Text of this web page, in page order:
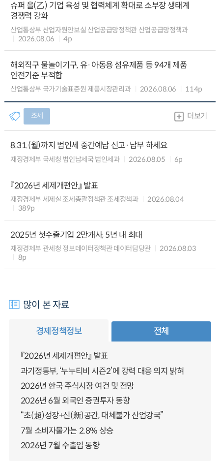
슈퍼 을(乙) 기업 육성 및 협력체계 확대로 소부장 생태계
경쟁력 강화
산업통상부 산업자원안보실 산업공급망정책관 산업공급망정책과
2026.08.06
4p
해외직구 물놀이기구, 유·아동용 섬유제품 등 94개 제품
안전기준 부적합
산업통상부 국가기술표준원 제품시장관리과 2026.08.06 114p
조세 더보기
8.31.(월)까지 법인세 중간예납 신고·납부 하세요
재정경제부 국세청 법인납세국 법인세과 2026.08.05 6p
『2026년 세제개편안』 발표
재정경제부 세제실 조세총괄정책관 조세정책과
2026.08.04
389p
2025년 첫수출기업 2만개사, 5년 내 최대
재정경제부 관세청 정보데이터정책관 데이터담당관
2026.08.03
8p
많이 본 자료
경제정책정보 전체
『2026년 세제개편안』 발표
과기정통부, ‘누누티비 시즌2’에 강력 대응 의지 밝혀
2026년 한국 주식시장 여건 및 전망
2026년 6월 외국인 증권투자 동향
“초(超)성장+신(新)공간, 대체불가 산업강국”
7월 소비자물가는 2.8% 상승
2026년 7월 수출입 동향